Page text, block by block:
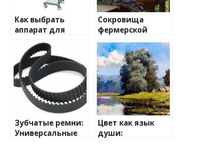
Как выбрать
аппарат для
газожидкостного
пилинга: секрет
сияющей кожи в
вашем салоне
Сокровища
фермерской
лавки:
калейдоскоп
вкусов и пользы
Зубчатые ремни:
Универсальные
Цвет как язык
души: